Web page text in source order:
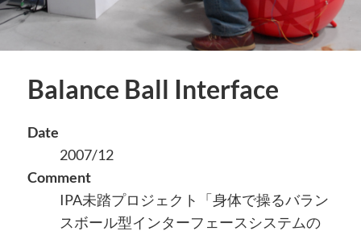
Balance Ball Interface
Date
2007/12
Comment
IPA未踏プロジェクト「身体で操るバラン
スボール型インターフェースシステムの